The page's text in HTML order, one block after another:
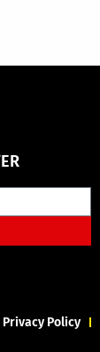
Privacy Policy